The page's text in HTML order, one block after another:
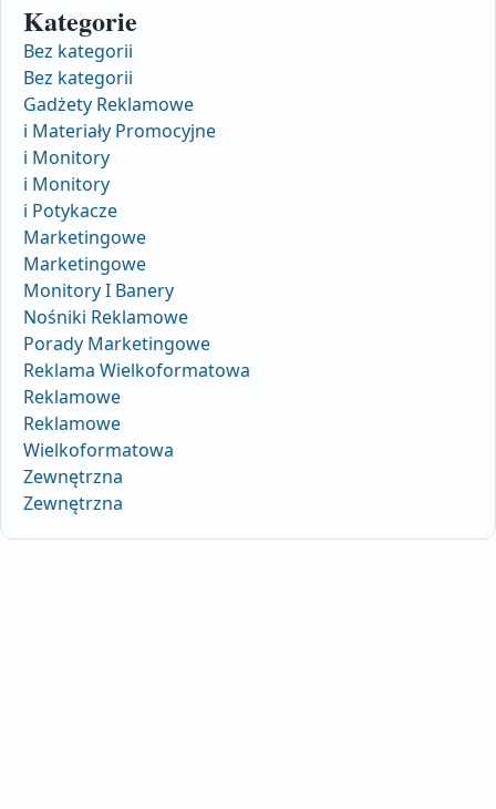
Kategorie
Bez kategorii
Bez kategorii
Gadżety Reklamowe
i Materiały Promocyjne
i Monitory
i Monitory
i Potykacze
Marketingowe
Marketingowe
Monitory I Banery
Nośniki Reklamowe
Porady Marketingowe
Reklama Wielkoformatowa
Reklamowe
Reklamowe
Wielkoformatowa
Zewnętrzna
Zewnętrzna